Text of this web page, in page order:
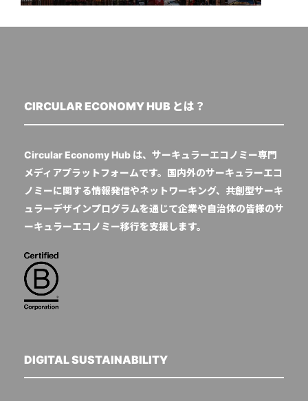
CIRCULAR ECONOMY HUB とは？
Circular Economy Hub は、サーキュラーエコノミー専門
メディアプラットフォームです。国内外のサーキュラーエコ
ノミーに関する情報発信やネットワーキング、共創型サーキ
ュラーデザインプログラムを通じて企業や自治体の皆様のサ
ーキュラーエコノミー移行を支援します。
DIGITAL SUSTAINABILITY